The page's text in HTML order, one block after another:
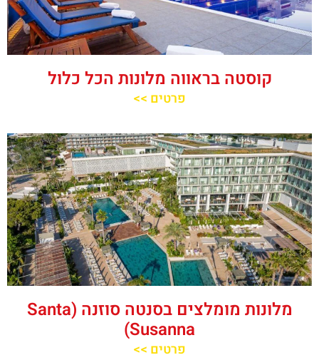
קוסטה בראווה מלונות הכל כלול
פרטים >>
מלונות מומלצים בסנטה סוזנה (Santa
Susanna)
פרטים >>